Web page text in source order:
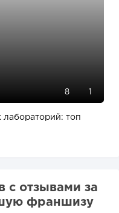
8
топ
с отзывами за
франшизу